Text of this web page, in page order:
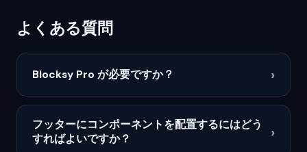
よくある質問
Blocksy Pro が必要ですか？ ›
フッターにコンポーネントを配置するにはどう
すればよいですか？
›